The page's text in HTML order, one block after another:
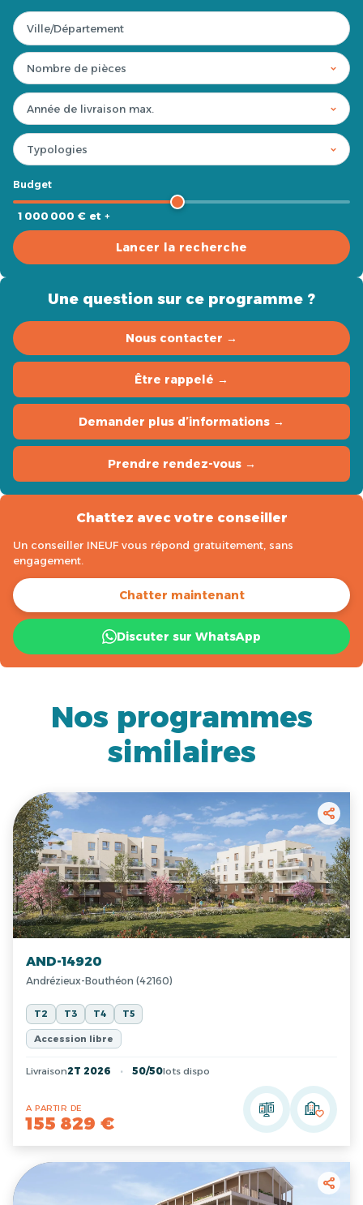
Budget
1 000 000 € et +
Lancer la recherche
Une question sur ce programme ?
Nous contacter →
Être rappelé →
Demander plus d’informations →
Prendre rendez-vous →
Chattez avec votre conseiller
Un conseiller INEUF vous répond gratuitement, sans
engagement.
Chatter maintenant
Discuter sur WhatsApp
Nos programmes
similaires
AND-14920
Andrézieux-Bouthéon (42160)
T2 T3 T4 T5
Accession libre
Livraison2T 2026 50/50lots dispo
A PARTIR DE
155 829 €